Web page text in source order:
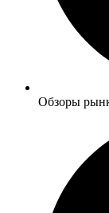
Обзоры